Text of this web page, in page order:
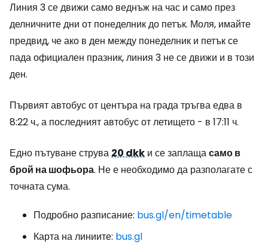
Линия 3 се движи само веднъж на час и само през
делничните дни от понеделник до петък. Моля, имайте
предвид, че ако в ден между понеделник и петък се
пада официален празник, линия 3 не се движи и в този
ден.
Първият автобус от центъра на града тръгва едва в
8:22 ч., а последният автобус от летището - в 17:11 ч.
Едно пътуване струва20 dkk и се заплащасамо в
брой на шофьора. Не е необходимо да разполагате с
точната сума.
Подробно разписание: bus.gl/en/timetable
Карта на линиите: bus.gl